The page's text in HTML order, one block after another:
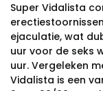
Super Vidalista
ejaculatie, wat
uur voor de seks
uur. Vergeleken
Vidalista is een